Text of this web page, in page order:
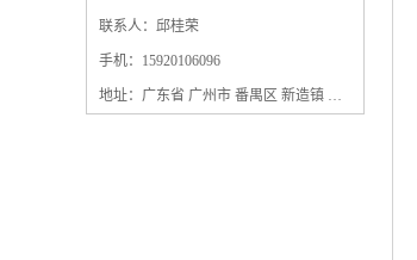
保安过滤器滤芯
联系人：邱桂荣
手机：15920106096
地址：广东省 广州市 番禺区 新造镇 新造镇石角咀街4号三楼之一